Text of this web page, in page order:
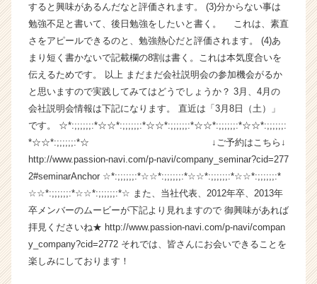
の
タ
イ
ム
ラ
ン】
|
ベ
チ
長
企
業
か
すると興味があるんだなと評価されます。 (3)分からない事は
勉強不足と書いて、後日勉強をしたいと書く。 これは、素直
さをアピールできるのと、勉強熱心だと評価されます。 (4)あ
まり短く書かないで記載欄の8割は書く。これは本気度合いを
伝えるためです。 以上 まだまだ会社説明会の参加機会がるか
と思いますので実践してみてはどうでしょうか？ 3月、4月の
会社説明会情報は下記になります。 直近は「3月8日（土）」
です。 ☆*:;;;;;;:*☆☆*:;;;;;;:*☆☆*:;;;;;;:*☆☆*:;;;;;;:*☆☆*:;;;;;;:
*☆☆*:;;;;;;:*☆ ↓ご予約はこちら↓
http://www.passion-navi.com/p-navi/company_seminar?cid=277
2#seminarAnchor ☆*:;;;;;;:*☆☆*:;;;;;;:*☆☆*:;;;;;;:*☆☆*:;;;;;;:*
☆☆*:;;;;;;:*☆☆*:;;;;;;:*☆ また、当社代表、2012年卒、2013年
卒メンバーのムービーが下記より見れますので 御興味があれば
拝見くださいね★ http://www.passion-navi.com/p-navi/compan
y_company?cid=2772 それでは、皆さんにお会いできることを
楽しみにしております！